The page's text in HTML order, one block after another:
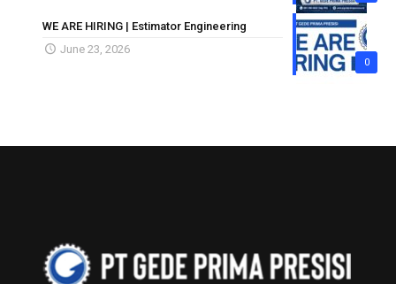
0
WE ARE HIRING | Estimator Engineering
June 23, 2026